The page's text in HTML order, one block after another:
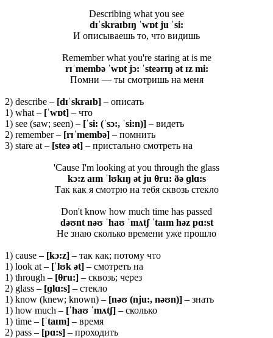
Describing what you see
dɪˈskraɪbɪŋ ˈwɒt ju ˈsi:
И описываешь то, что видишь
Remember what you're staring at is me
rɪˈmembə ˈwɒt jɔ: ˈsteərɪŋ ət ɪz mi:
Помни — ты смотришь на меня
2) describe – [dɪˈskraɪb] – описать
1) what – [ˈwɒt] – что
1) see (saw; seen) – [ˈsi: (ˈsɔ:, ˈsi:n)] – видеть
2) remember – [rɪˈmembə] – помнить
3) stare at – [steə ət] – пристально смотреть на
'Cause I'm looking at you through the glass
kɔ:z aɪm ˈlʊkɪŋ ət ju θru: ðə ɡlɑ:s
Так как я смотрю на тебя сквозь стекло
Don't know how much time has passed
dəʊnt nəʊ ˈhaʊ ˈmʌtʃ ˈtaɪm həz pɑ:st
Не знаю сколько времени уже прошло
1) cause – [kɔ:z] – так как; потому что
1) look at – [ˈlʊk ət] – смотреть на
1) through – [θru:] – сквозь; через
2) glass – [ɡlɑ:s] – стекло
1) know (knew; known) – [nəʊ (nju:, nəʊn)] – знать
1) how much – [ˈhaʊ ˈmʌtʃ] – сколько
1) time – [ˈtaɪm] – время
2) pass – [pɑ:s] – проходить